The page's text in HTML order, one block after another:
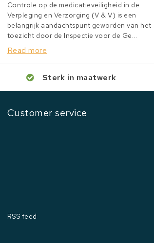
Controle op de medicatieveiligheid in de
Verpleging en Verzorging (V & V) is een
belangrijk aandachtspunt geworden van het
toezicht door de Inspectie voor de Ge...
Read more
Sterk in maatwerk
Customer service
RSS feed